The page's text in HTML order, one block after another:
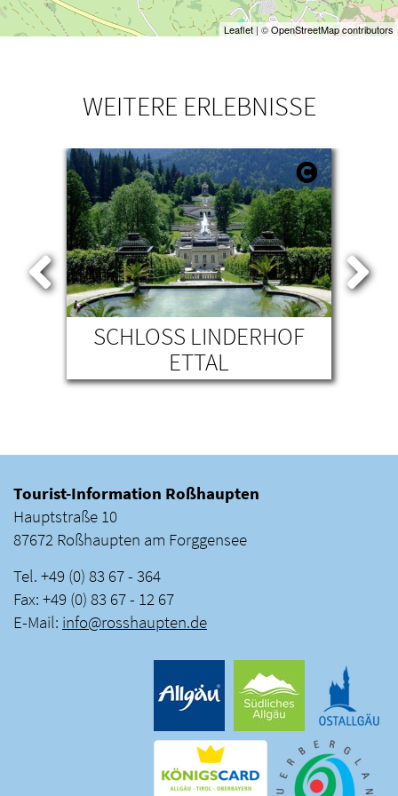
Leaflet | ©OpenStreetMap contributors
WEITERE ERLEBNISSE
SCHLOSS LINDERHOF
ETTAL
Tourist-Information Roßhaupten
Hauptstraße 10
87672 Roßhaupten am Forggensee
Tel. +49 (0) 83 67 - 364
Fax: +49 (0) 83 67 - 12 67
E-Mail: info@rosshaupten.de